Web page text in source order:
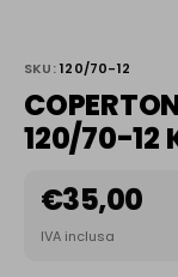
SKU: 120/70-12
120/70-12
€35,00
IVA inclusa